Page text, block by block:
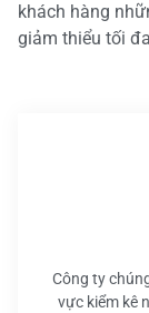
khách hàng
giảm thiểu tối
Công ty
vực kiểm kê